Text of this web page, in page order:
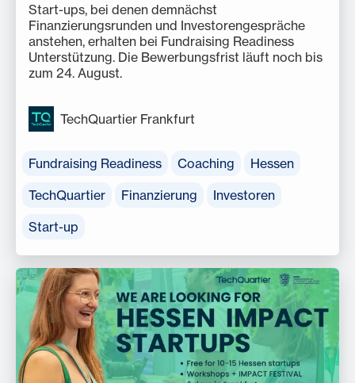
Start-ups, bei denen demnächst
Finanzierungsrunden und Investorengespräche
anstehen, erhalten bei Fundraising Readiness
Unterstützung. Die Bewerbungsfrist läuft noch bis
zum 24. August.
TechQuartier Frankfurt
Fundraising Readiness Coaching
Hessen
TechQuartier
Finanzierung
Investoren
Start-up